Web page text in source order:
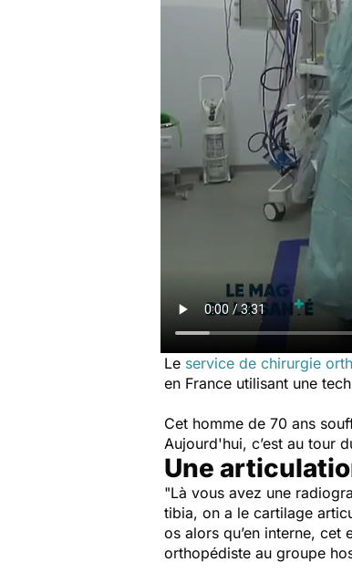
Le service de chirurgie
en France utilisant une
Cet homme de 70 ans
Aujourd'hui, c’est au tour
Une
"Là vous avez une
tibia, on a le cartilage
os alors qu’en interne, cet
orthopédiste au groupe